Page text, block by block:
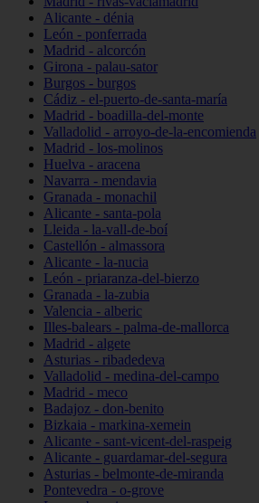
Alicante - dénia
León - ponferrada
Madrid - alcorcón
Girona - palau-sator
Burgos - burgos
Cádiz - el-puerto-de-santa-maría
Madrid - boadilla-del-monte
Valladolid - arroyo-de-la-encomienda
Madrid - los-molinos
Huelva - aracena
Navarra - mendavia
Granada - monachil
Alicante - santa-pola
Lleida - la-vall-de-boí
Castellón - almassora
Alicante - la-nucia
León - priaranza-del-bierzo
Granada - la-zubia
Valencia - alberic
Illes-balears - palma-de-mallorca
Madrid - algete
Asturias - ribadedeva
Valladolid - medina-del-campo
Madrid - meco
Badajoz - don-benito
Bizkaia - markina-xemein
Alicante - sant-vicent-del-raspeig
Alicante - guardamar-del-segura
Asturias - belmonte-de-miranda
Pontevedra - o-grove